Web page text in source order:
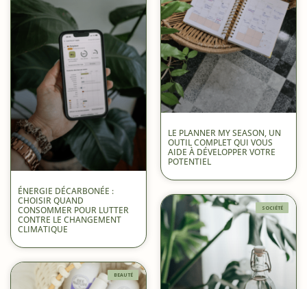
ÉNERGIE DÉCARBONÉE :
CHOISIR QUAND
CONSOMMER POUR LUTTER
CONTRE LE CHANGEMENT
CLIMATIQUE
LE PLANNER MY SEASON, UN
OUTIL COMPLET QUI VOUS
AIDE À DÉVELOPPER VOTRE
POTENTIEL
BEAUTÉ
SOCIÉTÉ